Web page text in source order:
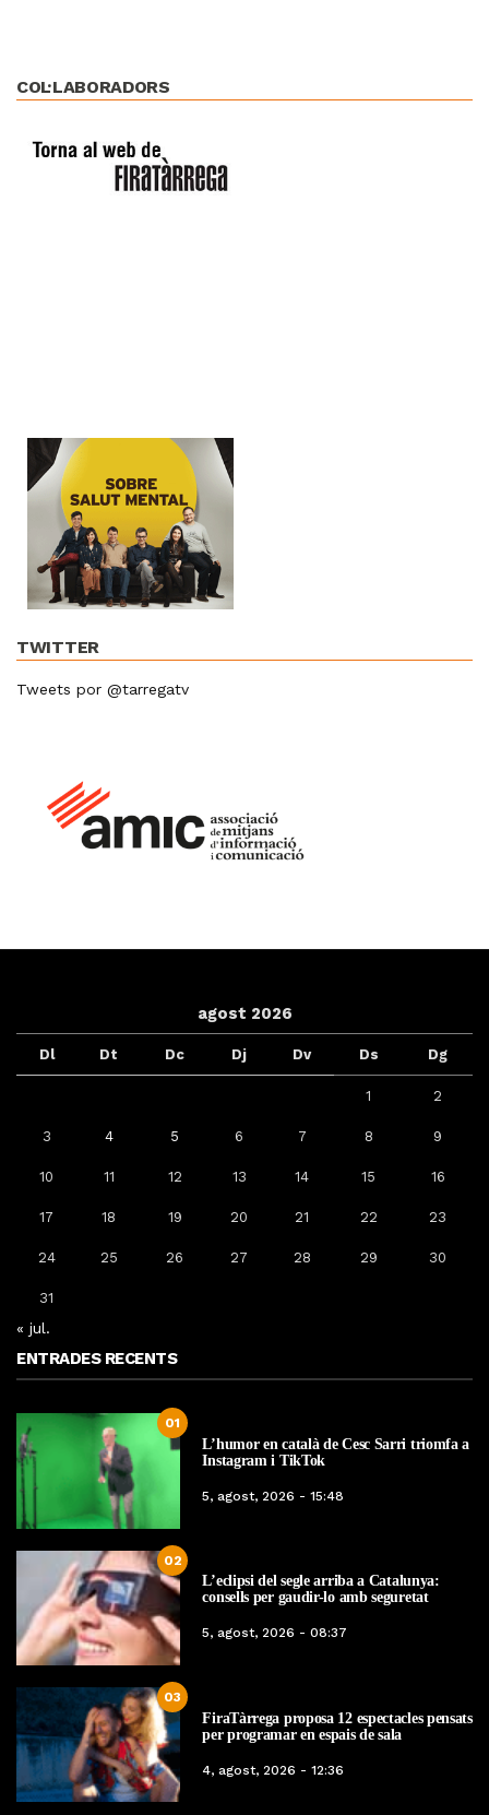
COL·LABORADORS
TWITTER
Tweets por @tarregatv
agost 2026
Dl Dt Dc Dj Dv Ds Dg
1 2
3 4 5 6 7 8 9
10 11 12 13 14 15 16
17 18 19 20 21 22 23
24 25 26 27 28 29 30
31
« jul.
ENTRADES RECENTS
01
L’humor en català de Cesc Sarri triomfa a
Instagram i TikTok
5, agost, 2026 - 15:48
02
L’eclipsi del segle arriba a Catalunya:
consells per gaudir-lo amb seguretat
5, agost, 2026 - 08:37
03
FiraTàrrega proposa 12 espectacles pensats
per programar en espais de sala
4, agost, 2026 - 12:36